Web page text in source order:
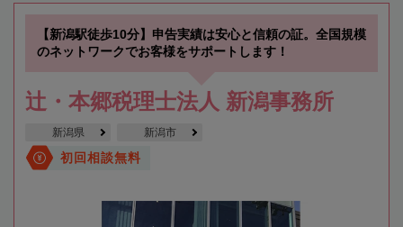
【新潟駅徒歩10分】申告実績は安心と信頼の証。全国規模
のネットワークでお客様をサポートします！
辻・本郷税理士法人 新潟事務所
新潟県 新潟市
初回相談無料